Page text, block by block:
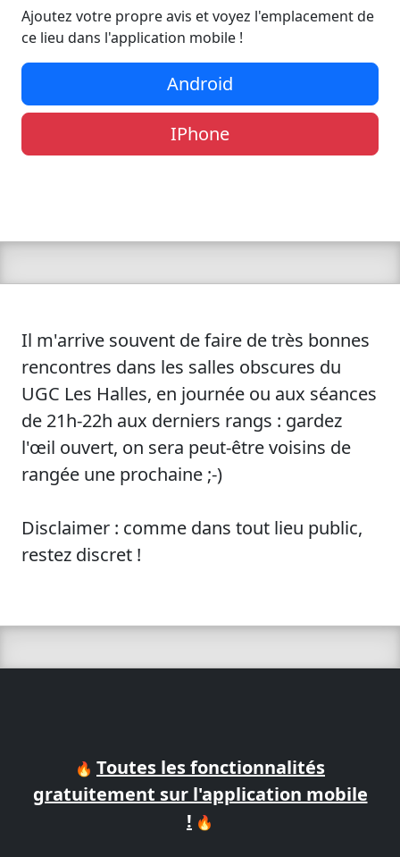
Ajoutez votre propre avis et voyez l'emplacement de
ce lieu dans l'application mobile !
Android
IPhone
Il m'arrive souvent de faire de très bonnes
rencontres dans les salles obscures du
UGC Les Halles, en journée ou aux séances
de 21h-22h aux derniers rangs : gardez
l'œil ouvert, on sera peut-être voisins de
rangée une prochaine ;-)
Disclaimer : comme dans tout lieu public,
restez discret !
🔥 Toutes les fonctionnalités
gratuitement sur l'application mobile
! 🔥